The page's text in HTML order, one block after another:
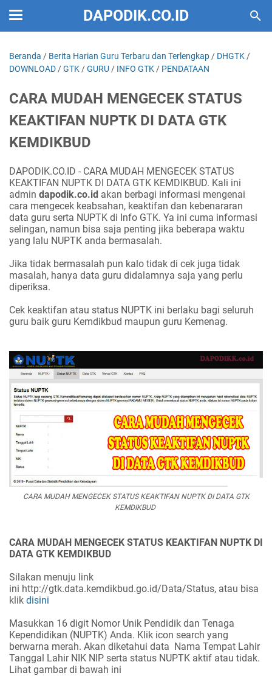
DAPODIK.CO.ID
Beranda / Berita Harian Guru Terbaru dan Terlengkap / DHGTK /
DOWNLOAD /GTK /GURU / INFO GTK / PENDATAAN
CARA MUDAH MENGECEK STATUS
KEAKTIFAN NUPTK DI DATA GTK
KEMDIKBUD
DAPODIK.CO.ID - CARA MUDAH MENGECEK STATUS
KEAKTIFAN NUPTK DI DATA GTK KEMDIKBUD. Kali ini
admin dapodik.co.id akan berbagi informasi mengenai
cara mengecek keabsahan, keaktifan dan kebenararan
data guru serta NUPTK di Info GTK. Ya ini cuma informasi
selingan, namun bisa saja penting jika beberapa waktu
yang lalu NUPTK anda bermasalah.
Jika tidak bermasalah pun kalo tidak di cek juga tidak
masalah, hanya data guru didalamnya saja yang perlu
diperiksa.
Cek keaktifan atau status NUPTK ini berlaku bagi seluruh
guru baik guru Kemdikbud maupun guru Kemenag.
CARA MUDAH MENGECEK STATUS KEAKTIFAN NUPTK DI DATA GTK
KEMDIKBUD
CARA MUDAH MENGECEK STATUS KEAKTIFAN NUPTK DI
DATA GTK KEMDIKBUD
Silakan menuju link
ini http://gtk.data.kemdikbud.go.id/Data/Status, atau bisa
klik disini
Masukkan 16 digit Nomor Unik Pendidik dan Tenaga
Kependidikan (NUPTK) Anda. Klik icon search yang
berwarna merah. Akan diketahui data Nama Tempat Lahir
Tanggal Lahir NIK NIP serta status NUPTK aktif atau tidak.
Lihat gambar di bawah ini